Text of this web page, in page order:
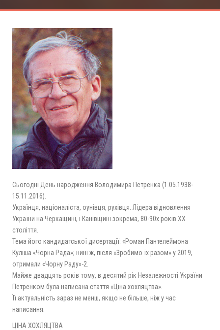
Сьогодні День народження Володимира Петренка (1.05.1938-
15.11.2016).
Українця, націоналіста, оунівця, рухівця. Лідера відновлення
України на Черкащині, і Канівщині зокрема, 80-90х років ХХ
століття.
Тема його кандидатської дисертації: «Роман Пантелеймона
Куліша «Чорна Рада»; нині ж, після «Зробимо їх разом» у 2019,
отримали «Чорну Раду»-2.
Майже двадцять років тому, в десятий рік Незалежності України
Петренком була написана стаття «Ціна хохляцтва».
Її актуальність зараз не менш, якщо не більше, ніж у час
написання.
ЦІНА ХОХЛЯЦТВА